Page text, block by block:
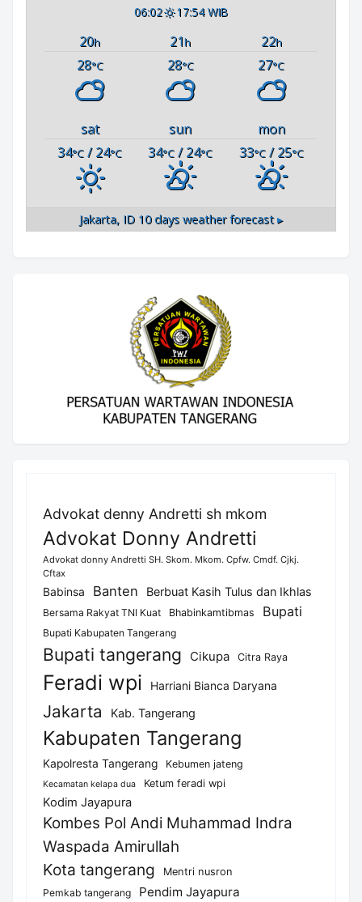
06:02 17:54 WIB
20h 21h 22h
28°C 28°C 27°C
sat sun
mon
34°C / 24°C 34°C / 24°C 33°C/ 25°C
Jakarta, ID 10 days weather forecast ▸
Advokat denny Andretti sh mkom
Advokat Donny Andretti
Advokat donny Andretti SH. Skom. Mkom. Cpfw. Cmdf. Cjkj.
Cftax
Babinsa Banten Berbuat Kasih Tulus dan Ikhlas
Bersama Rakyat TNI Kuat Bhabinkamtibmas Bupati
Bupati Kabupaten Tangerang
Bupati tangerang Cikupa Citra Raya
Feradi wpi Harriani Bianca Daryana
Jakarta Kab. Tangerang
Kabupaten Tangerang
Kapolresta Tangerang Kebumen jateng
Kecamatan kelapa dua Ketum feradi wpi
Kodim Jayapura
Kombes Pol Andi Muhammad Indra
Waspada Amirullah
Kota tangerang
Mentri nusron
Pemkab tangerang
Pendim Jayapura